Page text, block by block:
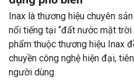
Inax là thương hiệu chuyên
nổi tiếng tại “đất nước mặt
phẩm thuộc thương hiệu Inax
chuyền công nghệ hiện đại,
người dùng.